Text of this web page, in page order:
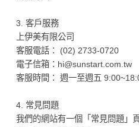
3. 客戶服務
上伊美有限公司
客服電話： (02) 2733-0720
電子信箱：hi@sunstart.com.tw
客服時間： 週一至週五
4. 常見問題
我們的網站有一個「常見問題」